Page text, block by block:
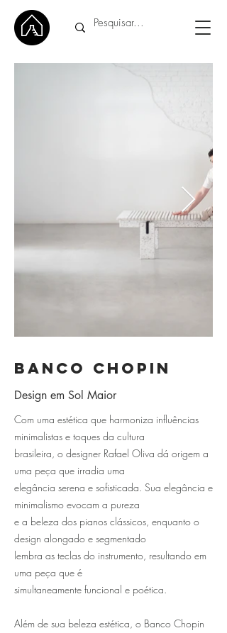
Banco chopin
Design em Sol Maior
​Com uma estética que harmoniza influências
minimalistas e toques da cultura
brasileira, o designer Rafael Oliva dá origem a
uma peça que irradia uma
elegância serena e sofisticada. Sua elegância e
minimalismo evocam a pureza
e a beleza dos pianos clássicos, enquanto o
design alongado e segmentado
lembra as teclas do instrumento, resultando em
uma peça que é
simultaneamente funcional e poética.
Além de sua beleza estética, o Banco Chopin